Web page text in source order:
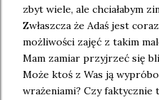
zbyt wiele, ale chciałabym
Zwłaszcza że Adaś jest
możliwości zajęć z takim
Mam zamiar przyjrzeć się
Może ktoś z Was ją
wrażeniami? Czy faktycznie